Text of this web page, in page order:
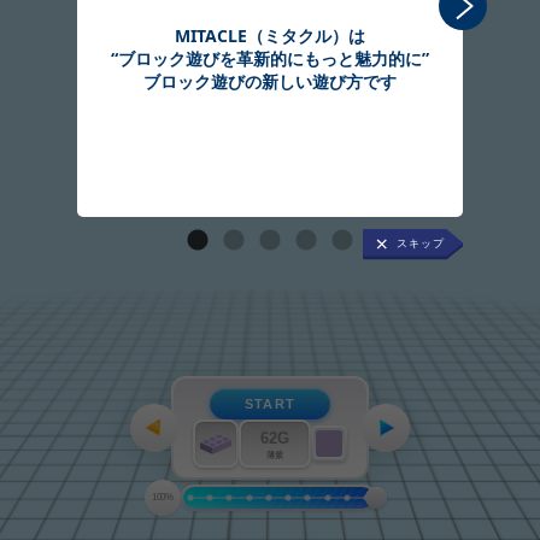
MITACLE（ミタクル）は
“ブロック遊びを革新的にもっと魅力的に”
ブロック遊びの新しい遊び方です
START
62G
薄紫
100%